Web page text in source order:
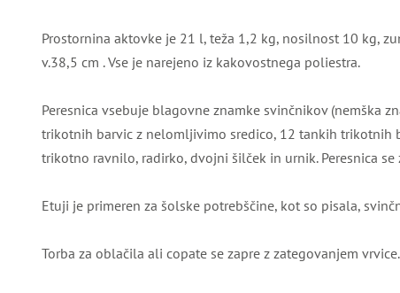
Prostornina aktovke je 21 l, teža 1,2 kg, nosilnost 10 kg,
v.38,5 cm . Vse je narejeno iz kakovostnega poliestra.
Peresnica vsebuje blagovne znamke svinčnikov (nemška
trikotnih barvic z nelomljivimo sredico, 12 tankih trikotnih
trikotno ravnilo, radirko, dvojni šilček in urnik. Peresnica se
Etuji je primeren za šolske potrebščine, kot so pisala,
Torba za oblačila ali copate se zapre z zategovanjem